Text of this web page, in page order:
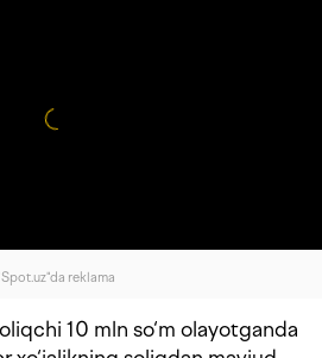
reklama
10 mln so‘m olayotganda